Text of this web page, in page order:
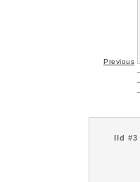
Previous
Ild #3